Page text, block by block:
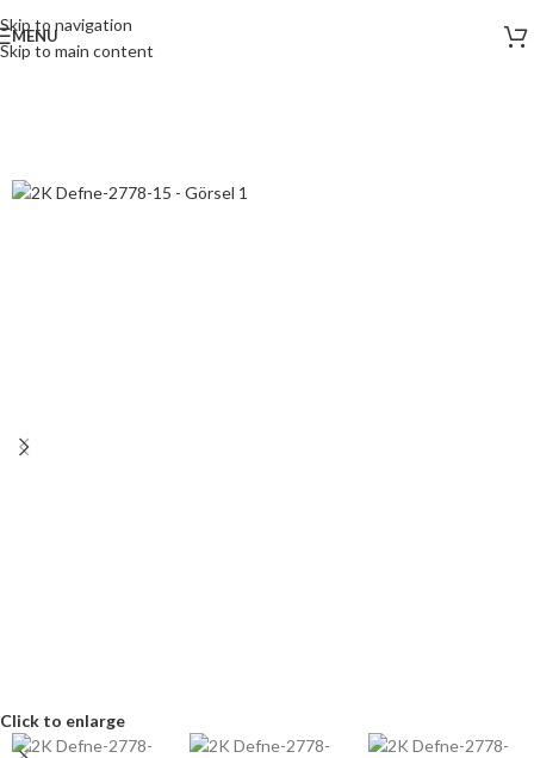
Skip to navigation
Skip to main content
MENU
Click to enlarge